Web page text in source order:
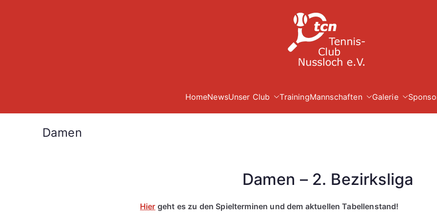
HomeNewsUnser Club TrainingMannschaften Galerie
Damen
Damen – 2. Bezirksliga
Hier geht es zu den Spielterminen und dem aktuellen Tabellenstand!